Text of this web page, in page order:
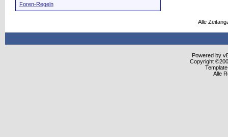
Foren-Regeln
Alle
Powered by
Copyright
Alle